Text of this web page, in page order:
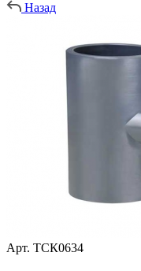
Назад
Арт. ТСК0634